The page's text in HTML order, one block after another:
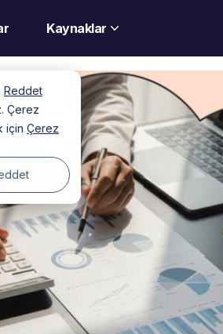
Reddet
Çerez
için Çerez
Kaynaklar